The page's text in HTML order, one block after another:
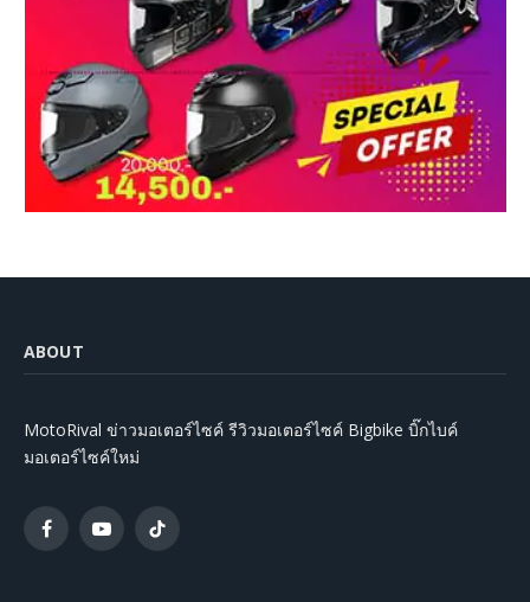
ABOUT
MotoRival ข่าวมอเตอร์ไซค์ รีวิวมอเตอร์ไซค์ Bigbike บิ๊กไบค์
มอเตอร์ไซค์ใหม่
FacebookYouTubeTikTok